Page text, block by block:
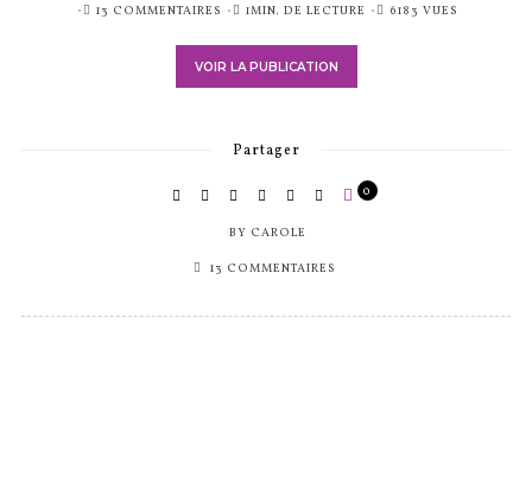
PUBLIÉ13 COMMENTAIRES 1MIN. DE LECTURE 6183 VUES
VOIR LA PUBLICATION
Partager
BY CAROLE
0
13 COMMENTAIRES